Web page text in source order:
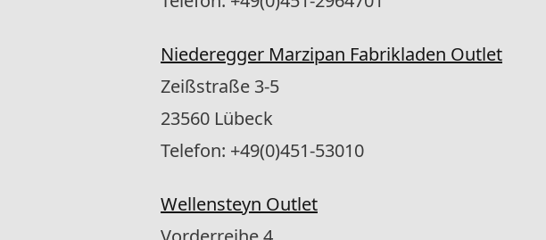
Niederegger Marzipan Fabrikladen Outlet
Zeißstraße 3-5
23560 Lübeck
Telefon: +49(0)451-53010
Wellensteyn Outlet